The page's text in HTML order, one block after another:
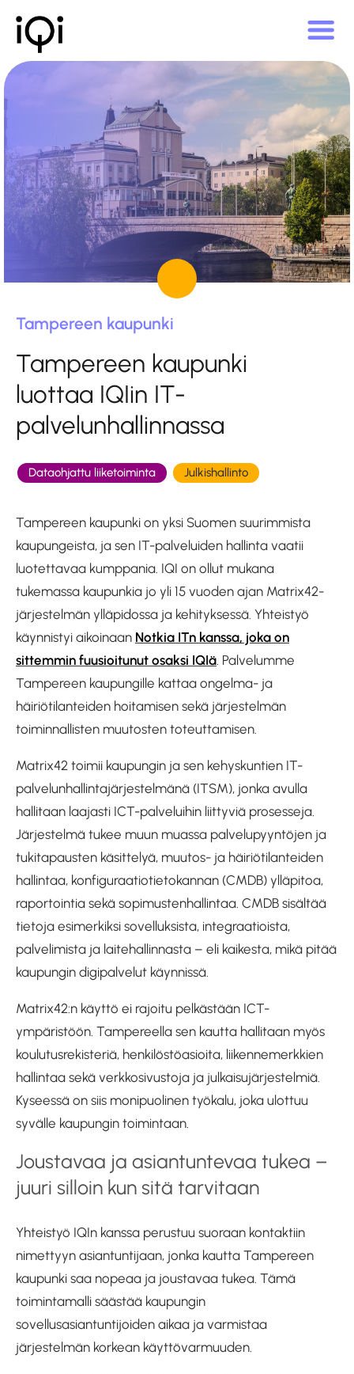
Tampereen kaupunki
Tampereen kaupunki
luottaa IQIin IT-
palvelunhallinnassa
Dataohjattu liiketoiminta Julkishallinto
Tampereen kaupunki on yksi Suomen suurimmista
kaupungeista, ja sen IT-palveluiden hallinta vaatii
luotettavaa kumppania. IQI on ollut mukana
tukemassa kaupunkia jo yli 15 vuoden ajan Matrix42-
järjestelmän ylläpidossa ja kehityksessä. Yhteistyö
käynnistyi aikoinaan Notkia ITn kanssa, joka on
sittemmin fuusioitunut osaksi IQIä. Palvelumme
Tampereen kaupungille kattaa ongelma- ja
häiriötilanteiden hoitamisen sekä järjestelmän
toiminnallisten muutosten toteuttamisen.
Matrix42 toimii kaupungin ja sen kehyskuntien IT-
palvelunhallintajärjestelmänä (ITSM), jonka avulla
hallitaan laajasti ICT-palveluihin liittyviä prosesseja.
Järjestelmä tukee muun muassa palvelupyyntöjen ja
tukitapausten käsittelyä, muutos- ja häiriötilanteiden
hallintaa, konfiguraatiotietokannan (CMDB) ylläpitoa,
raportointia sekä sopimustenhallintaa. CMDB sisältää
tietoja esimerkiksi sovelluksista, integraatioista,
palvelimista ja laitehallinnasta – eli kaikesta, mikä pitää
kaupungin digipalvelut käynnissä.
Matrix42:n käyttö ei rajoitu pelkästään ICT-
ympäristöön. Tampereella sen kautta hallitaan myös
koulutusrekisteriä, henkilöstöasioita, liikennemerkkien
hallintaa sekä verkkosivustoja ja julkaisujärjestelmiä.
Kyseessä on siis monipuolinen työkalu, joka ulottuu
syvälle kaupungin toimintaan.
Joustavaa ja asiantuntevaa tukea –
juuri silloin kun sitä tarvitaan
Yhteistyö IQIn kanssa perustuu suoraan kontaktiin
nimettyyn asiantuntijaan, jonka kautta Tampereen
kaupunki saa nopeaa ja joustavaa tukea. Tämä
toimintamalli säästää kaupungin
sovellusasiantuntijoiden aikaa ja varmistaa
järjestelmän korkean käyttövarmuuden.